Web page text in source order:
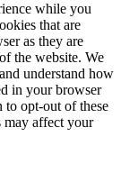
while you
that are
as they are
the website. We
understand how
in your browser
to opt-out of these
may affect your